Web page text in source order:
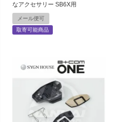
なアクセサリー SB6X用
メール便可
取寄可能商品